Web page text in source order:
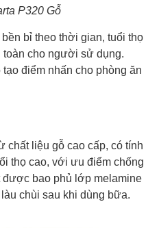
P320 Gỗ
bỉ theo thời gian, tuổi thọ
toàn cho người sử dụng.
điểm nhấn cho phòng ăn
chất liệu gỗ cao cấp, có tính
thọ cao, với ưu điểm chống
được bao phủ lớp melamine
chùi sau khi dùng bữa.